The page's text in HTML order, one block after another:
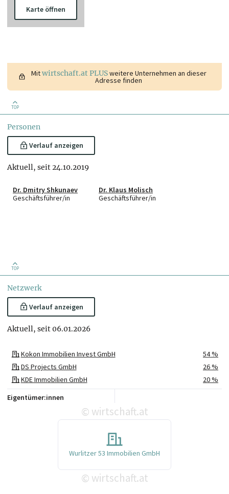
Karte öffnen
Mitwirtschaft.at PLUSweitere Unternehmen an dieser
Adresse finden
TOP
Personen
Verlauf anzeigen
Aktuell, seit 24.10.2019
Dr. Dmitry Shkunaev
Geschäftsführer/in
Dr. Klaus Molisch
Geschäftsführer/in
TOP
Netzwerk
Verlauf anzeigen
Aktuell, seit 06.01.2026
Kokon Immobilien Invest GmbH
54 %
DS Projects GmbH
26 %
KDE Immobilien GmbH
20 %
Eigentümer:innen
© wirtschaft.at
Wurlitzer 53 Immobilien GmbH
© wirtschaft.at